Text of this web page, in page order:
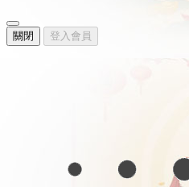
關閉 登入會員